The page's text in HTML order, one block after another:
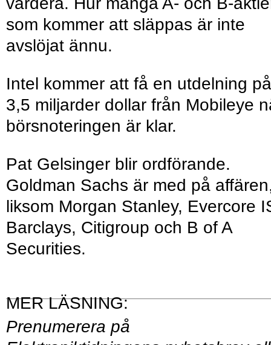
som kommer att släppas är inte
avslöjat ännu.
Intel kommer att få en utdelning på
3,5 miljarder dollar från Mobileye
börsnoteringen är klar.
Pat Gelsinger blir ordförande.
Goldman Sachs är med på
liksom Morgan Stanley, Evercore
Barclays, Citigroup och B of A
Securities.
Prenumerera på